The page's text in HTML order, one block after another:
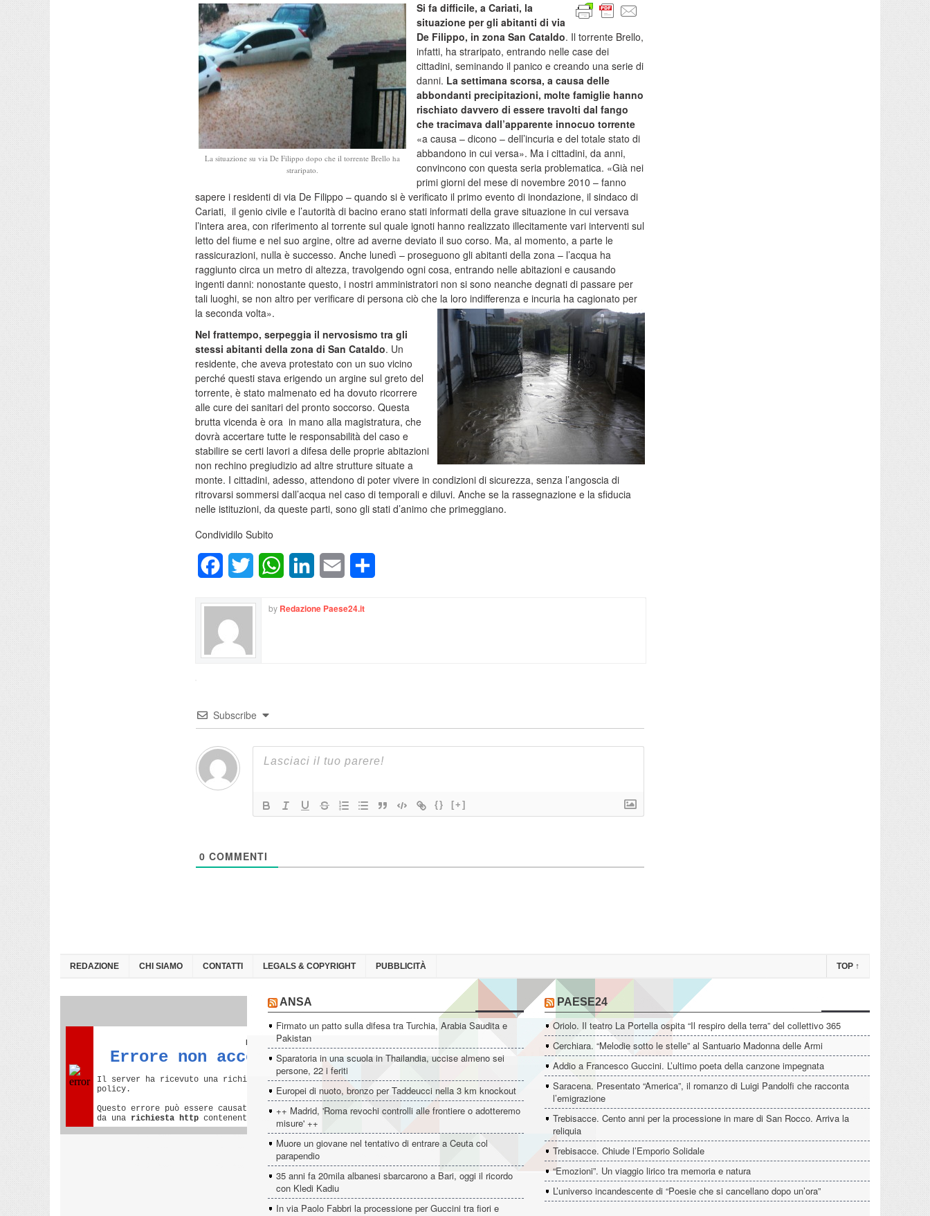
La situazione su via De Filippo dopo che il torrente Brello ha
straripato.
Si fa difficile, a Cariati, la
situazione per gli abitanti di via
De Filippo, in zona San Cataldo. Il torrente Brello,
infatti, ha straripato, entrando nelle case dei
cittadini, seminando il panico e creando una serie di
danni. La settimana scorsa, a causa delle
abbondanti precipitazioni, molte famiglie hanno
rischiato davvero di essere travolti dal fango
che tracimava dall’apparente innocuo torrente
«a causa – dicono – dell’incuria e del totale stato di
abbandono in cui versa». Ma i cittadini, da anni,
convincono con questa seria problematica. «Già nei
primi giorni del mese di novembre 2010 – fanno
sapere i residenti di via De Filippo – quando si è verificato il primo evento di inondazione, il sindaco di
Cariati, il genio civile e l’autorità di bacino erano stati informati della grave situazione in cui versava
l’intera area, con riferimento al torrente sul quale ignoti hanno realizzato illecitamente vari interventi sul
letto del fiume e nel suo argine, oltre ad averne deviato il suo corso. Ma, al momento, a parte le
rassicurazioni, nulla è successo. Anche lunedì – proseguono gli abitanti della zona – l’acqua ha
raggiunto circa un metro di altezza, travolgendo ogni cosa, entrando nelle abitazioni e causando
ingenti danni: nonostante questo, i nostri amministratori non si sono neanche degnati di passare per
tali luoghi, se non altro per verificare di persona ciò che la loro indifferenza e incuria ha cagionato per
la seconda volta».
Nel frattempo, serpeggia il nervosismo tra gli
stessi abitanti della zona di San Cataldo. Un
residente, che aveva protestato con un suo vicino
perché questi stava erigendo un argine sul greto del
torrente, è stato malmenato ed ha dovuto ricorrere
alle cure dei sanitari del pronto soccorso. Questa
brutta vicenda è ora in mano alla magistratura, che
dovrà accertare tutte le responsabilità del caso e
stabilire se certi lavori a difesa delle proprie abitazioni
non rechino pregiudizio ad altre strutture situate a
monte. I cittadini, adesso, attendono di poter vivere in condizioni di sicurezza, senza l’angoscia di
ritrovarsi sommersi dall’acqua nel caso di temporali e diluvi. Anche se la rassegnazione e la sfiducia
nelle istituzioni, da queste parti, sono gli stati d’animo che primeggiano.
Condividilo Subito
FacebookTwitter WhatsAppLinkedInEmail
by Redazione Paese24.it
Subscribe
{} [+]
0 COMMENTI
REDAZIONE CHI SIAMO CONTATTI LEGALS & COPYRIGHT PUBBLICITÀ TOP ↑
ANSA
Firmato un patto sulla difesa tra Turchia, Arabia Saudita e
Pakistan
Sparatoria in una scuola in Thailandia, uccise almeno sei
persone, 22 i feriti
Europei di nuoto, bronzo per Taddeucci nella 3 km knockout
++ Madrid, 'Roma revochi controlli alle frontiere o adotteremo
misure' ++
Muore un giovane nel tentativo di entrare a Ceuta col
parapendio
35 anni fa 20mila albanesi sbarcarono a Bari, oggi il ricordo
con Kledi Kadiu
In via Paolo Fabbri la processione per Guccini tra fiori e
PAESE24
Oriolo. Il teatro La Portella ospita “Il respiro della terra” del collettivo 365
Cerchiara. “Melodie sotto le stelle” al Santuario Madonna delle Armi
Addio a Francesco Guccini. L’ultimo poeta della canzone impegnata
Saracena. Presentato “America”, il romanzo di Luigi Pandolfi che racconta
l’emigrazione
Trebisacce. Cento anni per la processione in mare di San Rocco. Arriva la
reliquia
Trebisacce. Chiude l’Emporio Solidale
“Emozioni”. Un viaggio lirico tra memoria e natura
L’universo incandescente di “Poesie che si cancellano dopo un’ora”